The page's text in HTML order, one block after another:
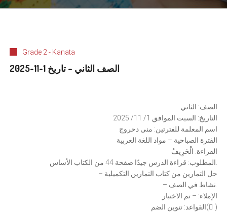
Grade 2 - Kanata
الصف الثاني – تاريخ 1-11-2025
الصف: الثاني
التاريخ: السبت الموافق 1/ 11/ 2025
اسم المعلمة للفترتين: منى دحروج
الفترة الصباحية – مواد اللغة العربية
القراءة: الْخَرِيفُ
– حل التمارين من كتاب التمارين التكميلية
الإملاء: – تم الاختبار
القواعد: تنوين الضم( ٌ)